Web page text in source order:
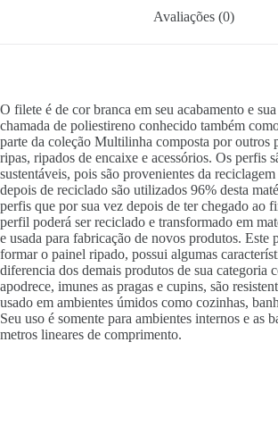
Avaliações (0)
O filete é de cor branca em seu acabamento e
chamada de poliestireno conhecido também
parte da coleção Multilinha composta por outros
ripas, ripados de encaixe e acessórios. Os perfis
sustentáveis, pois são provenientes da
depois de reciclado são utilizados 96% desta
perfis que por sua vez depois de ter chegado ao
perfil poderá ser reciclado e transformado em
e usada para fabricação de novos produtos. Este
formar o painel ripado, possui algumas
diferencia dos demais produtos de sua categoria
apodrece, imunes as pragas e cupins, são
usado em ambientes úmidos como cozinhas,
Seu uso é somente para ambientes internos e as
metros lineares de comprimento.